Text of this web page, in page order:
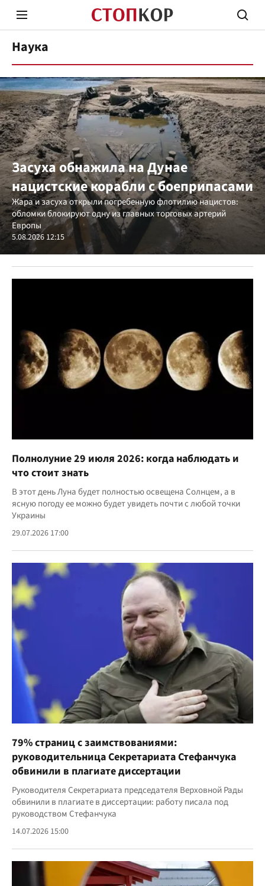
Стоп Политической Коррупции
Политика
Наука
Засуха обнажила на Дунае
нацистские корабли с боеприпасами
Жара и засуха открыли погребенную флотилию нацистов:
обломки блокируют одну из главных торговых артерий
Европы
5.08.2026 12:15
Полнолуние 29 июля 2026: когда наблюдать и
что стоит знать
В этот день Луна будет полностью освещена Солнцем, а в
ясную погоду ее можно будет увидеть почти с любой точки
Украины
29.07.2026 17:00
79% страниц с заимствованиями:
руководительница Секретариата Стефанчука
обвинили в плагиате диссертации
Руководителя Секретариата председателя Верховной Рады
обвинили в плагиате в диссертации: работу писала под
руководством Стефанчука
14.07.2026 15:00